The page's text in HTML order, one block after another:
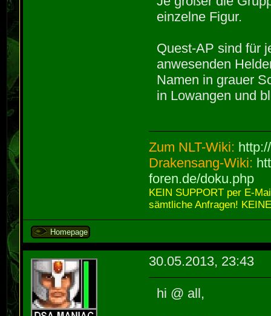
einzelne Figur.
Quest-AP sind für
anwesenden
Namen in grauer
in Lowangen und
Zum NLT-Wiki:
Drakensang-Wiki:
foren.de/doku.php
KEIN SUPPORT per E-
sämtliche Anfragen!
Homepage
30.05.2013, 23:43
hi @ all,